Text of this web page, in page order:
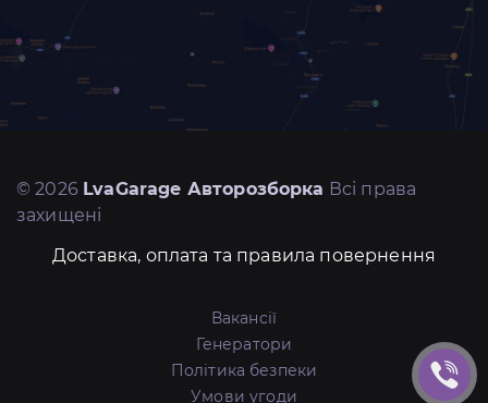
© 2026 LvaGarage Авторозборка Всі права
захищені
Доставка, оплата та правила повернення
Вакансії
Генератори
Політика безпеки
Умови угоди